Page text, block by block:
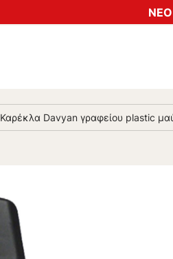
ΝΕΟ
Καρέκλα Davyan γραφείου plastic